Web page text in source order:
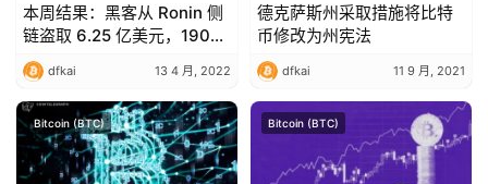
本周结果：黑客从 Ronin 侧
链盗取 6.25 亿美元，1900
万周年纪念币在比特币网络
中被挖出
dfkai 13 4 月, 2022
德克萨斯州采取措施将比特
币修改为州宪法
dfkai 11 9 月, 2021
Bitcoin (BTC) Bitcoin (BTC)